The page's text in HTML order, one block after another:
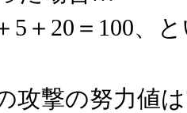
5＋20＝100、
攻撃の努力値は